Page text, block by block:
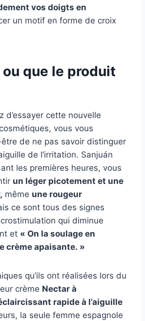
vos doigts en
un motif en forme de croix
que le produit
d’essayer cette nouvelle
vous vous
de ne pas savoir distinguer
de l’irritation. Sanjuán
les premières heures, vous
un léger picotement et une
, même une rougeur
ce sont tous des signes
qui diminue
et « On la soulage en
crème apaisante. »
qu’ils ont réalisées lors du
crème Nectar à
rapide à l’aiguille
la seule femme espagnole